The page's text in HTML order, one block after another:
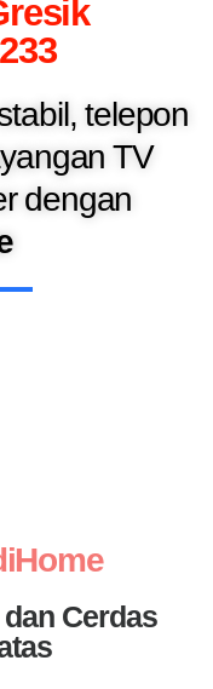
telepon
TV
dengan
Cerdas